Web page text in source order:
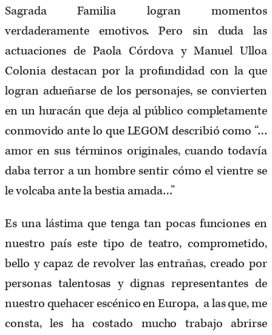
Sagrada Familia logran momentos
verdaderamente emotivos. Pero sin duda las
actuaciones de Paola Córdova y Manuel Ulloa
Colonia destacan por la profundidad con la que
logran adueñarse de los personajes, se convierten
en un huracán que deja al público completamente
conmovido ante lo que LEGOM describió como “…
amor en sus términos originales, cuando todavía
daba terror a un hombre sentir cómo el vientre se
le volcaba ante la bestia amada…”
Es una lástima que tenga tan pocas funciones en
nuestro país este tipo de teatro, comprometido,
bello y capaz de revolver las entrañas, creado por
personas talentosas y dignas representantes de
nuestro quehacer escénico en Europa, a las que, me
consta, les ha costado mucho trabajo abrirse